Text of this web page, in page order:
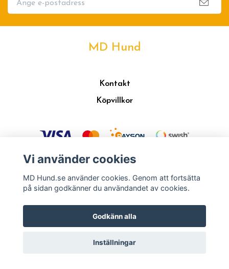
MD Hund
Kontakt
Köpvillkor
© 2026 MD Hund
Vi använder cookies
MD Hund.se använder cookies. Genom att fortsätta
på sidan godkänner du användandet av cookies.
Godkänn alla
Inställningar